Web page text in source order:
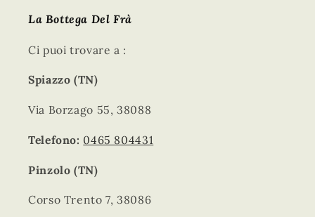
La Bottega Del Frà
Ci puoi trovare a :
Spiazzo (TN)
Via Borzago 55, 38088
Telefono: 0465 804431
Pinzolo (TN)
Corso Trento 7, 38086